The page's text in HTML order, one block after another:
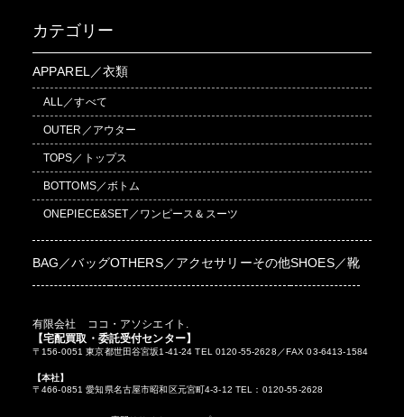
カテゴリー
APPAREL／衣類
ALL／すべて
OUTER／アウター
TOPS／トップス
BOTTOMS／ボトム
ONEPIECE&SET／ワンピース＆スーツ
BAG／バッグOTHERS／アクセサリーその他SHOES／靴
有限会社 ココ・アソシエイト.
【宅配買取・委託受付センター】
〒156-0051 東京都世田谷宮坂1-41-24 TEL 0120-55-2628／FAX 03-6413-1584
【本社】
〒466-0851 愛知県名古屋市昭和区元宮町4-3-12 TEL：0120-55-2628